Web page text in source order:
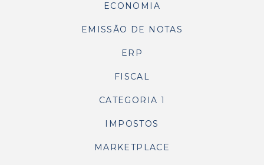
ECONOMIA
EMISSÃO DE NOTAS
ERP
FISCAL
CATEGORIA 1
IMPOSTOS
MARKETPLACE